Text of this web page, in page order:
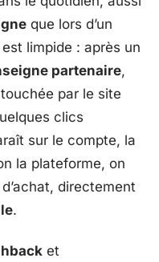
que lors d’un
est limpide : après un
partenaire,
par le site
clics
sur le compte, la
la plateforme, on
directement
.
et